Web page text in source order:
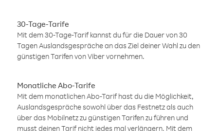
30-Tage-Tarife
Mit dem 30-Tage-Tarif kannst du für die Dauer von 30
Tagen Auslandsgespräche an das Ziel deiner Wahl zu den
günstigen Tarifen von Viber vornehmen.
Monatliche Abo-Tarife
Mit dem monatlichen Abo-Tarif hast du die Möglichkeit,
Auslandsgespräche sowohl über das Festnetz als auch
über das Mobilnetz zu günstigen Tarifen zu führen und
musst deinen Tarif nicht jedes mal verlängern. Mit dem